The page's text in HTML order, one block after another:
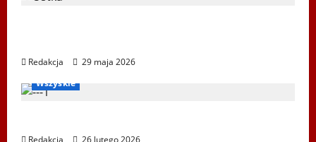
Redakcja 29 maja 2026
Bieg Tropem Wilczym
Wszyskie
Redakcja
26 lutego 2026